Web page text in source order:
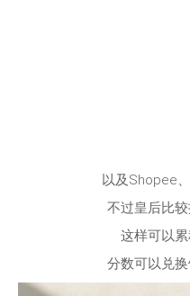
以及Shopee
不过皇后比
这样可以
分数可以兑